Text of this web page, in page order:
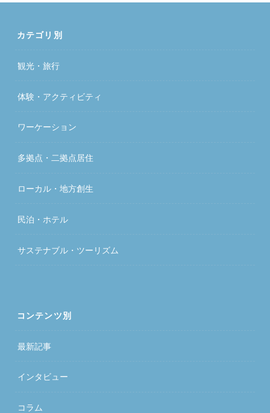
カテゴリ別
観光・旅行
体験・アクティビティ
ワーケーション
多拠点・二拠点居住
ローカル・地方創生
民泊・ホテル
サステナブル・ツーリズム
コンテンツ別
最新記事
インタビュー
コラム